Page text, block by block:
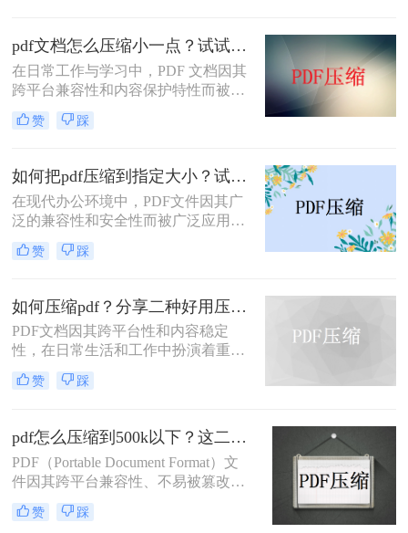
绍三种简单实用的PDF压缩技巧，助
你轻松优化PDF文件，提升文档传输
效率。
pdf文档怎么压缩小一点？试试这5个压缩方法！
在日常工作与学习中，PDF 文档因其
跨平台兼容性和内容保护特性而被广
泛使用。然而，当 PDF 文件中包含大
量高分辨率图片、内嵌字体或复杂图
不仅占用存储空间，还经常因超过邮
箱附件限制或上传耗时过长而影响办
公效率。那么PDF 文档怎么压缩小一
点呢？本文从压缩效果、操作难度、
处理速度、隐私安全四个维度，对比
五种主流压缩方案，帮助您根据实际
赞 踩
如何把pdf压缩到指定大小？试试这4种压缩方法！
在现代办公环境中，PDF文件因其广
泛的兼容性和安全性而被广泛应用。
然而，当这些文件过大时，会带来传
输不便、占用过多存储空间等问题。
变得尤为重要。本文将详细介绍四种
常用的方法，帮助您轻松应对这一挑
战。
赞 踩
如何压缩pdf？分享二种好用压缩方法！
PDF文档因其跨平台性和内容稳定
性，在日常生活和工作中扮演着重要
角色。然而，有时PDF文件过大，会
影响传输速度或占用过多存储空间。
压缩PDF的方法。
赞 踩
pdf怎么压缩到500k以下？这二种压缩方法你可以轻松学会！
PDF（Portable Document Format）文
件因其跨平台兼容性、不易被篡改的
特性以及保持文档格式一致性的能
力，在日常办公和文件分享中得到了
赞 踩